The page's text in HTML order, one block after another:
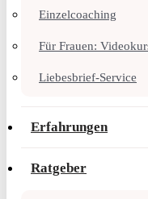
Einzelcoaching
Für Frauen:
Liebesbrief-Service
Erfahrungen
Ratgeber